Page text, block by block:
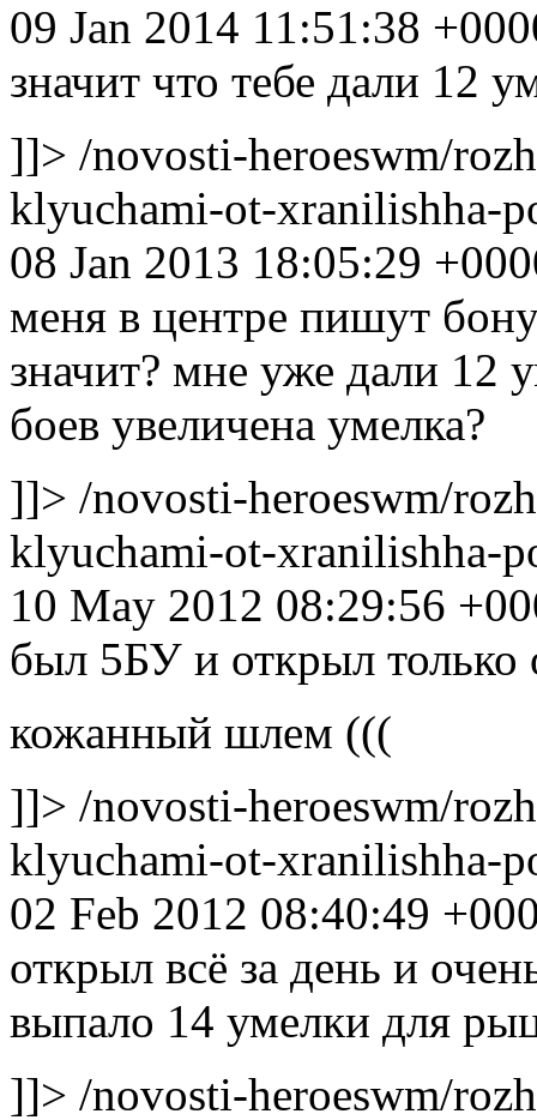
09 Jan 2014 11:51:38
значит что тебе дали 12
]]> /novosti-heroeswm/
klyuchami-ot-xranilishha-
08 Jan 2013 18:05:29
меня в центре пишут
значит? мне уже дали 12
боев увеличена умелка?
]]> /novosti-heroeswm/
klyuchami-ot-xranilishha-
10 May 2012 08:29:56
был 5БУ и открыл только
кожанный шлем (((
]]> /novosti-heroeswm/
klyuchami-ot-xranilishha-
02 Feb 2012 08:40:49
открыл всё за день и
выпало 14 умелки для
]]> /novosti-heroeswm/